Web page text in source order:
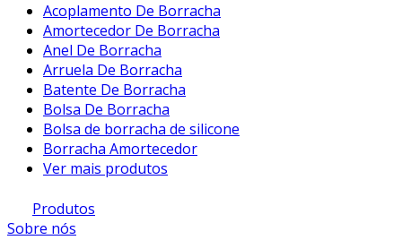
Acoplamento De Borracha
Amortecedor De Borracha
Anel De Borracha
Arruela De Borracha
Batente De Borracha
Bolsa De Borracha
Bolsa de borracha de silicone
Borracha Amortecedor
Ver mais produtos
Produtos
Sobre nós